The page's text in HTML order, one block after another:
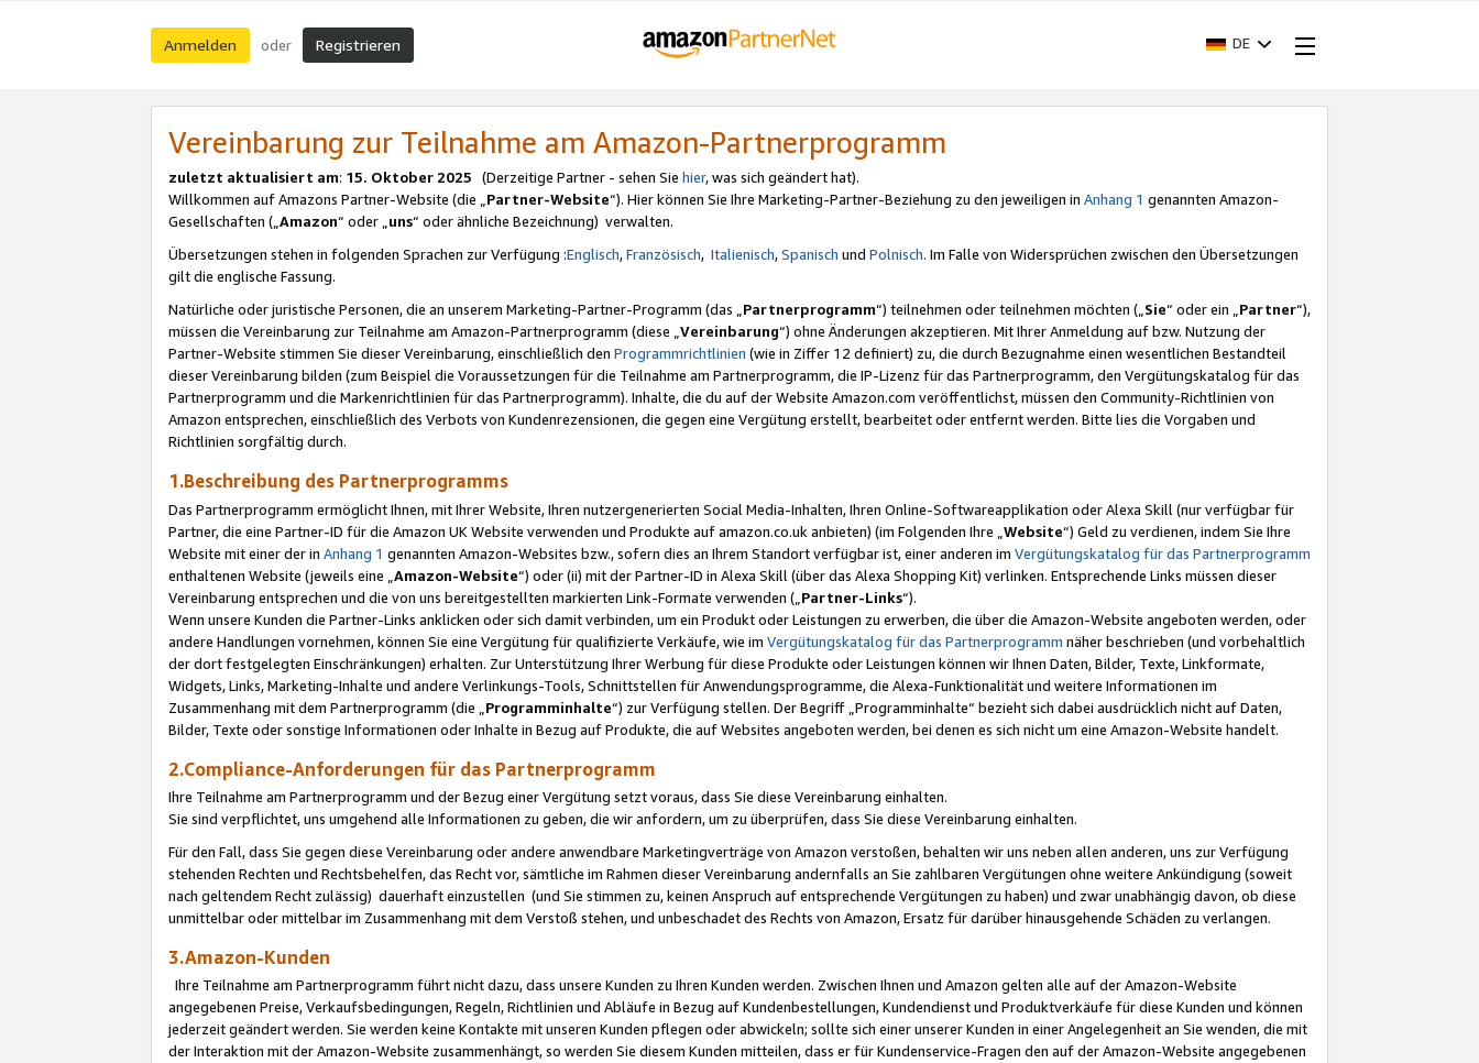
Anmelden oder Registrieren DE
Vereinbarung zur Teilnahme am Amazon-Partnerprogramm
zuletzt aktualisiert am: 15. Oktober 2025 (Derzeitige Partner - sehen Sie hier, was sich geändert hat).
Willkommen auf Amazons Partner-Website (die „Partner-Website“). Hier können Sie Ihre Marketing-Partner-Beziehung zu den jeweiligen in Anhang 1 genannten Amazon-
Gesellschaften („Amazon“ oder „uns“ oder ähnliche Bezeichnung) verwalten.
Übersetzungen stehen in folgenden Sprachen zur Verfügung :Englisch,Französisch, Italienisch,Spanisch und Polnisch. Im Falle von Widersprüchen zwischen den Übersetzungen
gilt die englische Fassung.
Natürliche oder juristische Personen, die an unserem Marketing-Partner-Programm (das „Partnerprogramm“) teilnehmen oder teilnehmen möchten („Sie“ oder ein „Partner“),
müssen die Vereinbarung zur Teilnahme am Amazon-Partnerprogramm (diese „Vereinbarung“) ohne Änderungen akzeptieren. Mit Ihrer Anmeldung auf bzw. Nutzung der
Partner-Website stimmen Sie dieser Vereinbarung, einschließlich den Programmrichtlinien (wie in Ziffer 12 definiert) zu, die durch Bezugnahme einen wesentlichen Bestandteil
dieser Vereinbarung bilden (zum Beispiel die Voraussetzungen für die Teilnahme am Partnerprogramm, die IP-Lizenz für das Partnerprogramm, den Vergütungskatalog für das
Partnerprogramm und die Markenrichtlinien für das Partnerprogramm). Inhalte, die du auf der Website Amazon.com veröffentlichst, müssen den Community-Richtlinien von
Amazon entsprechen, einschließlich des Verbots von Kundenrezensionen, die gegen eine Vergütung erstellt, bearbeitet oder entfernt werden. Bitte lies die Vorgaben und
Richtlinien sorgfältig durch.
1.Beschreibung des Partnerprogramms
Das Partnerprogramm ermöglicht Ihnen, mit Ihrer Website, Ihren nutzergenerierten Social Media-Inhalten, Ihren Online-Softwareapplikation oder Alexa Skill (nur verfügbar für
Partner, die eine Partner-ID für die Amazon UK Website verwenden und Produkte auf amazon.co.uk anbieten) (im Folgenden Ihre „ Website“) Geld zu verdienen, indem Sie Ihre
Website mit einer der in Anhang 1 genannten Amazon-Websites bzw., sofern dies an Ihrem Standort verfügbar ist, einer anderen im Vergütungskatalog für das Partnerprogramm
enthaltenen Website (jeweils eine „ Amazon-Website“) oder (ii) mit der Partner-ID in Alexa Skill (über das Alexa Shopping Kit) verlinken. Entsprechende Links müssen dieser
Vereinbarung entsprechen und die von uns bereitgestellten markierten Link-Formate verwenden („ Partner-Links“).
Wenn unsere Kunden die Partner-Links anklicken oder sich damit verbinden, um ein Produkt oder Leistungen zu erwerben, die über die Amazon-Website angeboten werden, oder
andere Handlungen vornehmen, können Sie eine Vergütung für qualifizierte Verkäufe, wie im Vergütungskatalog für das Partnerprogramm näher beschrieben (und vorbehaltlich
der dort festgelegten Einschränkungen) erhalten. Zur Unterstützung Ihrer Werbung für diese Produkte oder Leistungen können wir Ihnen Daten, Bilder, Texte, Linkformate,
Widgets, Links, Marketing-Inhalte und andere Verlinkungs-Tools, Schnittstellen für Anwendungsprogramme, die Alexa-Funktionalität und weitere Informationen im
Zusammenhang mit dem Partnerprogramm (die „ Programminhalte“) zur Verfügung stellen. Der Begriff „Programminhalte“ bezieht sich dabei ausdrücklich nicht auf Daten,
Bilder, Texte oder sonstige Informationen oder Inhalte in Bezug auf Produkte, die auf Websites angeboten werden, bei denen es sich nicht um eine Amazon-Website handelt.
2.Compliance-Anforderungen für das Partnerprogramm
Ihre Teilnahme am Partnerprogramm und der Bezug einer Vergütung setzt voraus, dass Sie diese Vereinbarung einhalten.
Sie sind verpflichtet, uns umgehend alle Informationen zu geben, die wir anfordern, um zu überprüfen, dass Sie diese Vereinbarung einhalten.
Für den Fall, dass Sie gegen diese Vereinbarung oder andere anwendbare Marketingverträge von Amazon verstoßen, behalten wir uns neben allen anderen, uns zur Verfügung
stehenden Rechten und Rechtsbehelfen, das Recht vor, sämtliche im Rahmen dieser Vereinbarung andernfalls an Sie zahlbaren Vergütungen ohne weitere Ankündigung (soweit
nach geltendem Recht zulässig) dauerhaft einzustellen (und Sie stimmen zu, keinen Anspruch auf entsprechende Vergütungen zu haben) und zwar unabhängig davon, ob diese
unmittelbar oder mittelbar im Zusammenhang mit dem Verstoß stehen, und unbeschadet des Rechts von Amazon, Ersatz für darüber hinausgehende Schäden zu verlangen.
3.Amazon-Kunden
Ihre Teilnahme am Partnerprogramm führt nicht dazu, dass unsere Kunden zu Ihren Kunden werden. Zwischen Ihnen und Amazon gelten alle auf der Amazon-Website
angegebenen Preise, Verkaufsbedingungen, Regeln, Richtlinien und Abläufe in Bezug auf Kundenbestellungen, Kundendienst und Produktverkäufe für diese Kunden und können
jederzeit geändert werden. Sie werden keine Kontakte mit unseren Kunden pflegen oder abwickeln; sollte sich einer unserer Kunden in einer Angelegenheit an Sie wenden, die mit
der Interaktion mit der Amazon-Website zusammenhängt, so werden Sie diesem Kunden mitteilen, dass er für Kundenservice-Fragen den auf der Amazon-Website angegebenen